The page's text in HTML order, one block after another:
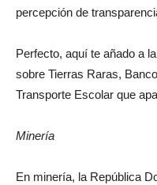
percepción de
Perfecto, aquí te añado a
sobre Tierras Raras,
Transporte Escolar que
Minería
En minería, la República